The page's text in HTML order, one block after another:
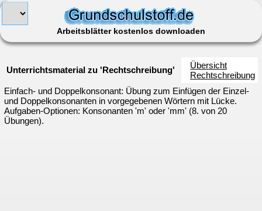
Arbeitsblätter kostenlos downloaden
Unterrichtsmaterial zu 'Rechtschreibung'
Übersicht
Rechtschreibung
Einfach- und Doppelkonsonant: Übung zum Einfügen der Einzel-
und Doppelkonsonanten in vorgegebenen Wörtern mit Lücke.
Aufgaben-Optionen: Konsonanten 'm' oder 'mm' (8. von 20
Übungen).